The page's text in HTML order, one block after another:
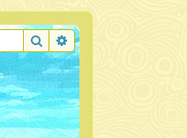
RechercherRecherche avancée